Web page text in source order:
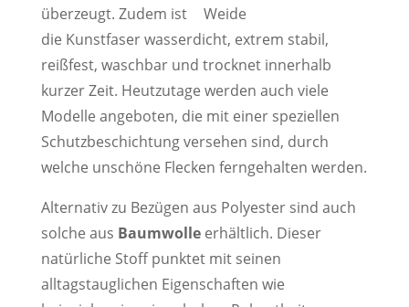
überzeugt. Zudem ist
die Kunstfaser wasserdicht, extrem stabil,
reißfest, waschbar und trocknet innerhalb
kurzer Zeit. Heutzutage werden auch viele
Modelle angeboten, die mit einer speziellen
Schutzbeschichtung versehen sind, durch
welche unschöne Flecken ferngehalten werden.
Alternativ zu Bezügen aus Polyester sind auch
solche aus Baumwolleerhältlich. Dieser
natürliche Stoff punktet mit seinen
alltagstauglichen Eigenschaften wie